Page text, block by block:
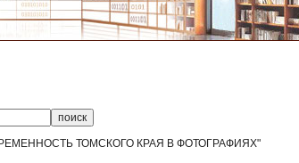
ТОМСКОГО КРАЯ В ФОТОГРАФИЯХ"